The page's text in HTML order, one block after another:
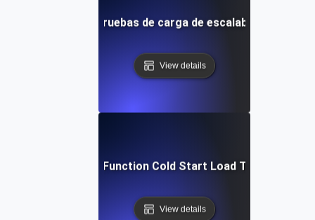
de pruebas de carga de escalabilidad con
View details
Cloud Function Cold Start Load Testing
View details